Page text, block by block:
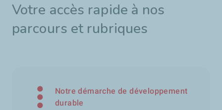
Votre accès rapide à nos
parcours et rubriques
Notre démarche de développement
durable